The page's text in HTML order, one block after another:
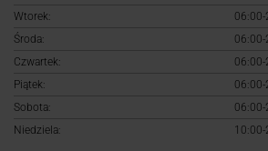
Wtorek:
Środa:
Czwartek:
Piątek:
Sobota:
Niedziela: